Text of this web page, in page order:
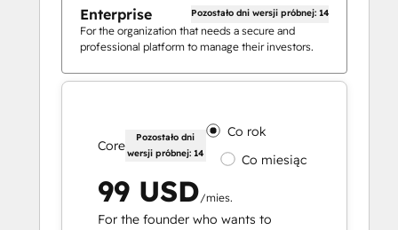
Enterprise Pozostało dni wersji próbnej: 14
For the organization that needs a secure and
professional platform to manage their investors.
Core
Pozostało dni
wersji próbnej: 14
Co rok
Co miesiąc
99 USD/mies.
For the founder who wants to